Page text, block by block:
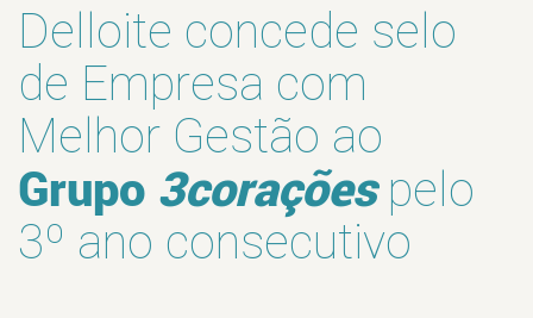
Delloite concede selo
de Empresa com
Melhor Gestão ao
Grupo 3coraçõespelo
3º ano consecutivo